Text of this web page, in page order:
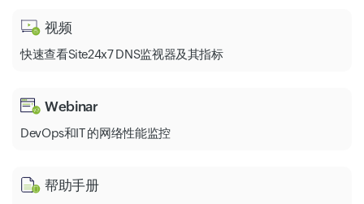
视频
快速查看Site24x7 DNS监视器及其指标
Webinar
DevOps和IT 的网络性能监控
帮助手册